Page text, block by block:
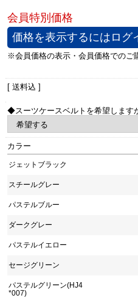
価格を表示するにはログ
[ 送料込 ]
◆スーツケースベルトを希望します
カラー
ジェットブラック
スチールグレー
パステルブルー
ダークグレー
パステルイエロー
セージグリーン
パステルグリーン(HJ4
*007)